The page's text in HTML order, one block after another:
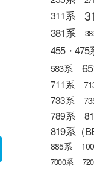
311系
381系
455・475
583系
711系
733系
789系
819系（
885系
7000系